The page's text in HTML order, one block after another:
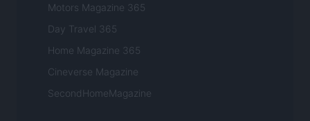
Motors Magazine 365
Day Travel 365
Home Magazine 365
Cineverse Magazine
SecondHomeMagazine